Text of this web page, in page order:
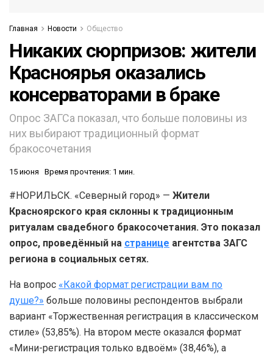
Главная Новости Общество
Никаких сюрпризов: жители
Красноярья оказались
консерваторами в браке
Опрос ЗАГСа показал, что больше половины из
них выбирают традиционный формат
бракосочетания
15 июня Время прочтения: 1 мин.
#НОРИЛЬСК. «Северный город» — Жители
Красноярского края склонны к традиционным
ритуалам свадебного бракосочетания. Это показал
опрос, проведённый на странице агентства ЗАГС
региона в социальных сетях.
На вопрос «Какой формат регистрации вам по
душе?» больше половины респондентов выбрали
вариант «Торжественная регистрация в классическом
стиле» (53,85%). На втором месте оказался формат
«Мини-регистрация только вдвоём» (38,46%), а